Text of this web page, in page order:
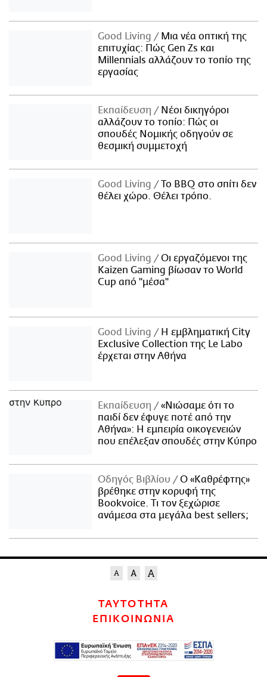
Good Living
Μια νέα οπτική της
επιτυχίας: Πώς Gen Zs και
Millennials αλλάζουν το τοπίο της
εργασίας
Εκπαίδευση
Νέοι δικηγόροι
αλλάζουν το τοπίο: Πώς οι
σπουδές Νομικής οδηγούν σε
θεσμική συμμετοχή
Good Living
Το BBQ στο σπίτι δεν
θέλει χώρο. Θέλει τρόπο.
Good Living
Οι εργαζόμενοι της
Kaizen Gaming βίωσαν το World
Cup από "μέσα"
Good Living
Η εμβληματική City
Exclusive Collection της Le Labo
έρχεται στην Αθήνα
Εκπαίδευση
«Νιώσαμε ότι το
παιδί δεν έφυγε ποτέ από την
Αθήνα»: Η εμπειρία οικογενειών
που επέλεξαν σπουδές στην Κύπρο
Οδηγός Βιβλίου
Ο «Καθρέφτης»
βρέθηκε στην κορυφή της
Bookvoice. Τι τον ξεχώρισε
ανάμεσα στα μεγάλα best sellers;
ΤΑΥΤΟΤΗΤΑ
ΕΠΙΚΟΙΝΩΝΙΑ